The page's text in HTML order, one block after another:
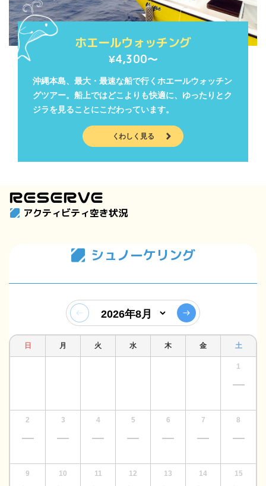
ホエールウォッチング
¥4,300〜
沖縄本島、最大・最速な船で行くホエールウォッチン
グツアー。船上ではどこよりも快適に、ゆったりとク
ジラを見ることにこだわっています。
くわしく見る
RESERVE
アクティビティ空き状況
シュノーケリング
日 月 火 水 木 金 土
1
2 3 4 5 6 7 8
9 10 11 12 13 14 15